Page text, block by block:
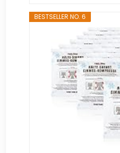
BESTSELLER NO. 6